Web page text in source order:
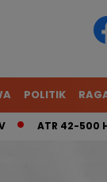
POLITIK
42-500 Hilang